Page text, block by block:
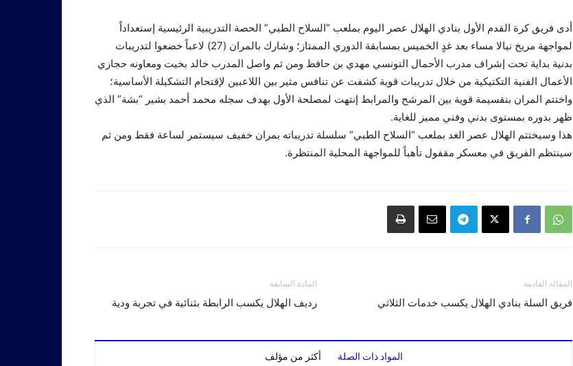
أدى فريق كرة القدم الأول بنادي الهلال عصر اليوم بملعب “السلاح الطبي” الحصة التدريبية الرئيسية إستعداداً
لمواجهة مريخ نيالا مساء بعد غدٍ الخميس بمسابقة الدوري الممتاز؛ وشارك بالمران (27) لاعباً خضعوا لتدريبات
بدنية بداية تحت إشراف مدرب الأحمال التونسي مهدي بن حافظ ومن ثم واصل المدرب خالد بخيت ومعاونه حجازي
الأعمال الفنية التكتيكية من خلال تدريبات قوية كشفت عن تنافس مثير بين اللاعبين لإقتحام التشكيلة الأساسية؛
واختتم المران بتقسيمة قوية بين المرشح والمرابط إنتهت لمصلحة الأول بهدف سجله محمد أحمد بشير “بشة” الذي
ظهر بدوره بمستوى بدني وفني مميز للغاية.
هذا وسيختتم الهلال عصر الغد بملعب “السلاح الطبي” سلسلة تدريباته بمران خفيف سيستمر لساعة فقط ومن ثم
سينتظم الفريق في معسكر مقفول تأهباً للمواجهة المحلية المنتظرة.
المادة السابقة
رديف الهلال يكسب الرابطة بثنائية في تجربة ودية
المقالة القادمة
فريق السلة بنادي الهلال يكسب خدمات الثلاثي
المواد ذات الصلة أكثر من مؤلف